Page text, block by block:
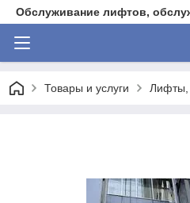
Обслуживание лифтов,
Товары и услуги Лифты,